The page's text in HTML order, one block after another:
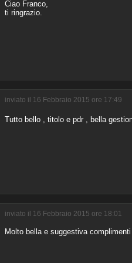
Ciao Franco,
ti ringrazio.
inviato il 16 Febbraio 2015 ore 17:49
Tutto bello , titolo e pdr , bella
inviato il 16 Febbraio 2015 ore 18:01
Molto bella e suggestiva complimenti